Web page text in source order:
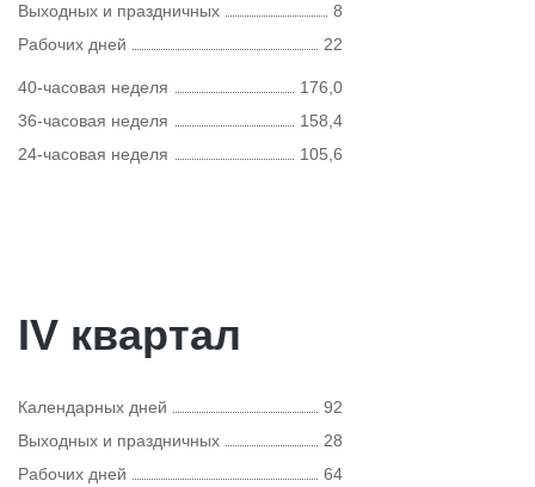
Выходных и праздничных
8
Рабочих дней
22
40-часовая неделя
176,0
36-часовая неделя
158,4
24-часовая неделя
105,6
IV квартал
Календарных дней
92
Выходных и праздничных
28
Рабочих дней
64